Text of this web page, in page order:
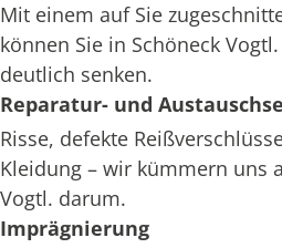
Mit einem auf Sie
können Sie in Schöneck
deutlich senken.
Reparatur- und
Risse, defekte
Kleidung – wir kümmern uns
Vogtl. darum.
Imprägnierung